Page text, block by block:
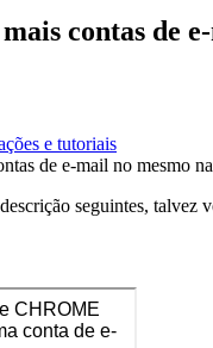
contas de
e tutoriais
de e-mail no mesmo
seguintes,